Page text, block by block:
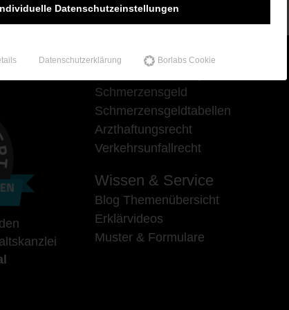
Unsere Schwerpunkte
Schmerzensgeld
Schmerzensgeldtabellen
Arzthaftungsrecht
Verkehrsunfallrecht
Wissen & Service
Blog Themenübersicht
Erklärvideos
Muster & Formulare
Datenschutzeinstellungen
Datenschutzerklärung Borlabs Cookie